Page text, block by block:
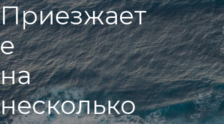
Приезжает
е
на
несколько